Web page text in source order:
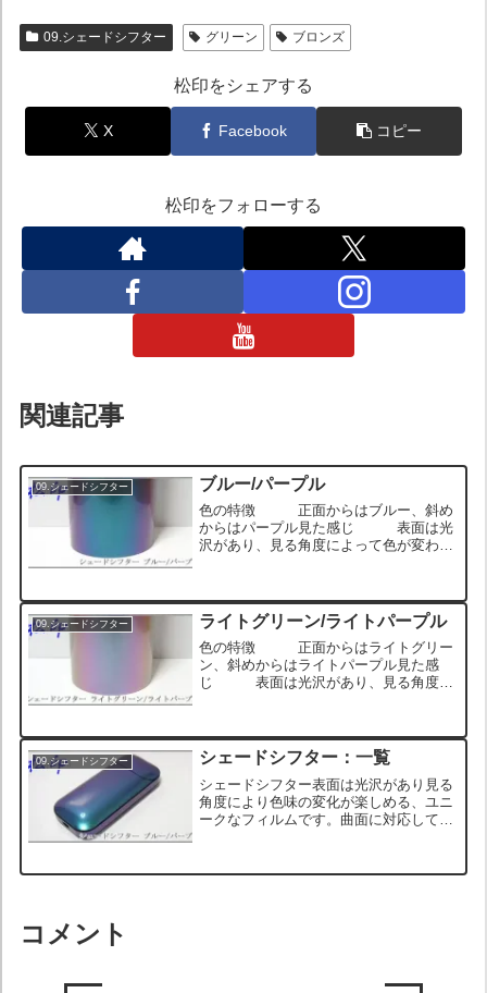
09.シェードシフター グリーン ブロンズ
松印をシェアする
X Facebook コピー
松印をフォローする
関連記事
09.シェードシフター ブルー/パープル
色の特徴 正面からはブルー、斜め
からはパープル見た感じ 表面は光
沢があり、見る角度によって色が変わる
ットな質感 ロール状のサンプル画像
ヘッドライトに貼った状態...
09.シェードシフター ライトグリーン/ライトパープル
色の特徴 正面からはライトグリー
ン、斜めからはライトパープル見た感
じ 表面は光沢があり、見る角度に
グリップするウェットな質感 ロール状
のサンプル画像 ヘッドライ...
09.シェードシフター シェードシフター：一覧
シェードシフター表面は光沢があり見る
角度により色味の変化が楽しめる、ユニ
ークなフィルムです。曲面に対応してお
長期で、屋外でも日焼けや劣化に強い耐
コメント